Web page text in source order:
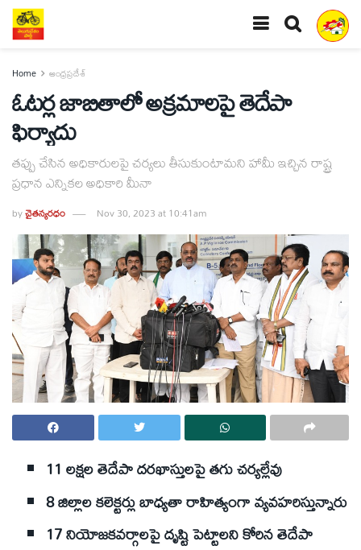
Home ఆంధ్రప్రదేశ్
ఓటర్ల జాబితాలో అక్రమాలపై తెదేపా
ఫిర్యాదు
తప్పు చేసిన అధికారులపై చర్యలు తీసుకుంటామని హామీ ఇచ్చిన రాష్ట్ర
ప్రధాన ఎన్నికల అధికారి మీనా
byచైతన్యరధం Nov 30, 2023 at 10:41am
11 లక్షల తెదేపా దరఖాస్తులపై తగు చర్యల్లేవు
8 జిల్లాల కలెక్టర్లు బాధ్యతా రాహిత్యంగా వ్యవహరిస్తున్నారు
17 నియోజకవర్గాలపై దృష్టి పెట్టాలని కోరిన తెదేపా